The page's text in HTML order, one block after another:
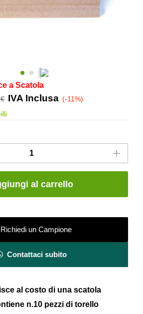
a Scatola
€ IVA Inclusa (-11%)
al carrello
Richiedi un Campione
Contattaci subito
al costo di una scatola
n.10 pezzi di torello